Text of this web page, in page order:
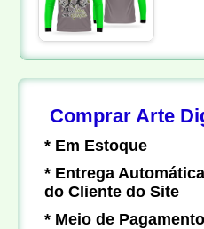
Comprar Arte
* Em Estoque
* Entrega
do Cliente do Site
* Meio de